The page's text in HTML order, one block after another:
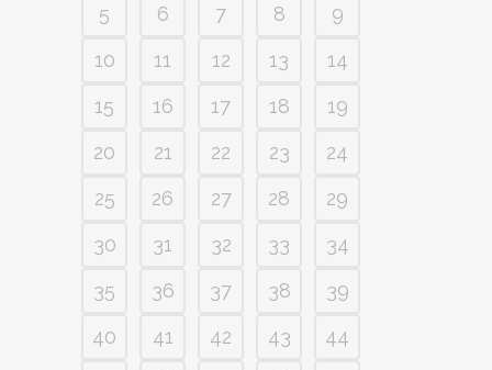
5
6 7 8
9
10
11 12 13
14
15
16 17 18
19
20
21 22 23
24
25
26 27 28
29
30
31 32 33
34
35
36 37 38
39
40
41 42 43
44